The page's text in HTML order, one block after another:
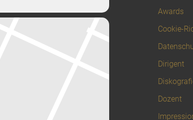
Awards
Cookie-
Dirigent
Dozent